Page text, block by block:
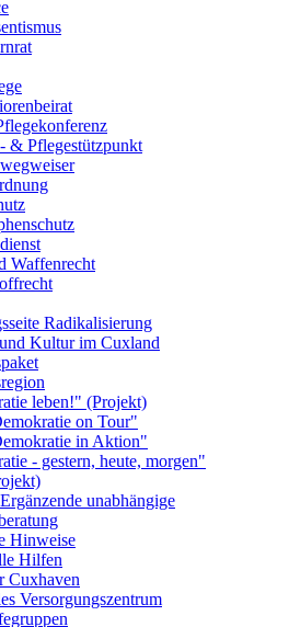
& Pflegestützpunkt
Waffenrecht
Radikalisierung
Kultur im Cuxland
leben!" (Projekt)
on Tour"
in Aktion"
- gestern, heute, morgen"
unabhängige
Hinweise
Hilfen
Cuxhaven
Versorgungszentrum